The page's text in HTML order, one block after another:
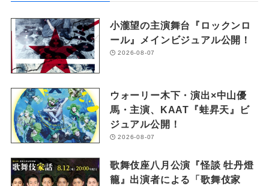
小瀧望の主演舞台『ロックンロ
ール』メインビジュアル公開！
2026-08-07
ウォーリー木下・演出×中山優
馬・主演、KAAT『蛙昇天』ビ
ジュアル公開！
2026-08-07
歌舞伎座八月公演『怪談 牡丹燈
籠』出演者による「歌舞伎家